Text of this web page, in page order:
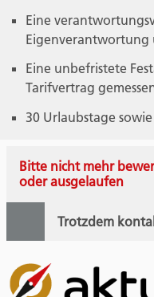
Eine
Eigenverantwortung
Eine unbefristete
Tarifvertrag
30 Urlaubstage
Bitte nicht mehr
oder ausgelaufen
Trotzdem